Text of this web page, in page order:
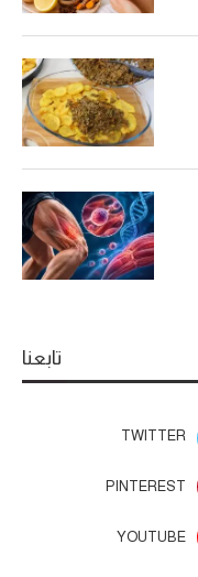
تابعنا
TWITTER
PINTEREST
YOUTUBE